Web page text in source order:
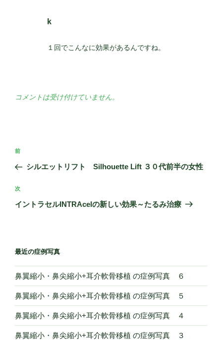
k
１回でこんなに効果があるんですね。
コメントは受け付けていません。
投
ビ
ゲ
ン
過
去
投
稿
前
シルエットリフト Silhouette Lift ３０代前半の女性
次
の
次
イントラセルINTRAcelの新しい効果～たるみ治療
最近の症例写真
鼻翼縮小・鼻尖縮小+耳介軟骨移植 の症例写真 ６
鼻翼縮小・鼻尖縮小+耳介軟骨移植 の症例写真 ５
鼻翼縮小・鼻尖縮小+耳介軟骨移植 の症例写真 ４
鼻翼縮小・鼻尖縮小+耳介軟骨移植 の症例写真 ３